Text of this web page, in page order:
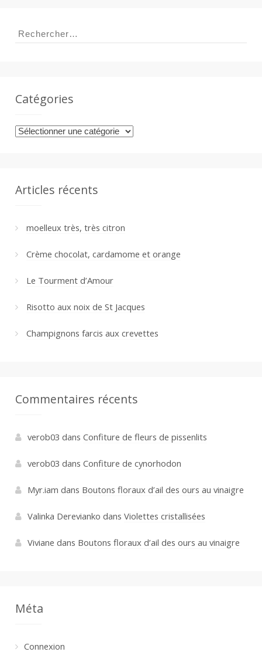
Rechercher :
Catégories
Catégories
Articles récents
moelleux très, très citron
Crème chocolat, cardamome et orange
Le Tourment d’Amour
Risotto aux noix de St Jacques
Champignons farcis aux crevettes
Commentaires récents
verob03 dans Confiture de fleurs de pissenlits
verob03 dans Confiture de cynorhodon
Myr.iam dans Boutons floraux d’ail des ours au vinaigre
Valinka Derevianko dans Violettes cristallisées
Viviane dans Boutons floraux d’ail des ours au vinaigre
Méta
Connexion